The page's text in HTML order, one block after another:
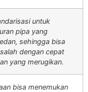
untuk
pipa yang
sehingga bisa
dengan cepat
yang merugikan.
bisa menemukan